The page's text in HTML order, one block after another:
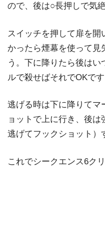
ので、後は○長押しで気
スイッチを押して扉を
かったら煙幕を使って見
う。下に降りたら後は
ルで殺せばそれでOKです
逃げる時は下に降りてマ
ョットで上に行き、後
逃げてフックショット）
これでシークエンス6クリ